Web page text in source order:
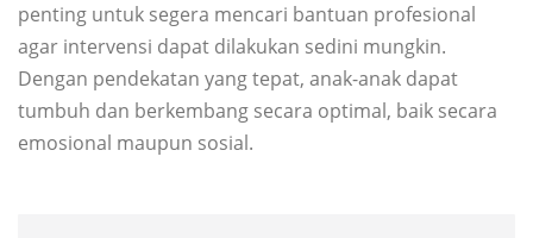
penting untuk segera mencari bantuan profesional
agar intervensi dapat dilakukan sedini mungkin.
Dengan pendekatan yang tepat, anak-anak dapat
tumbuh dan berkembang secara optimal, baik secara
emosional maupun sosial.